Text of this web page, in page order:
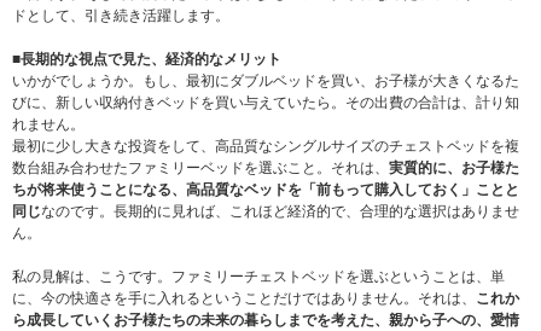
ドとして、引き続き活躍します。
■長期的な視点で見た、経済的なメリット
いかがでしょうか。もし、最初にダブルベッドを買い、お子様が大きくなるた
びに、新しい収納付きベッドを買い与えていたら。その出費の合計は、計り知
れません。
最初に少し大きな投資をして、高品質なシングルサイズのチェストベッドを複
数台組み合わせたファミリーベッドを選ぶこと。それは、 実質的に、お子様た
ちが将来使うことになる、高品質なベッドを「前もって購入しておく」ことと
同じなのです。長期的に見れば、これほど経済的で、合理的な選択はありませ
ん。
私の見解は、こうです。ファミリーチェストベッドを選ぶということは、単
に、今の快適さを手に入れるということだけではありません。それは、 これか
ら成長していくお子様たちの未来の暮らしまでを考えた、親から子への、愛情